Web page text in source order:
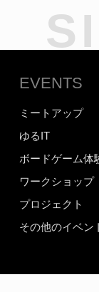
EVENTS
ミートアップ
ゆるIT
ボードゲーム体
ワークショップ
プロジェクト
その他のイベン